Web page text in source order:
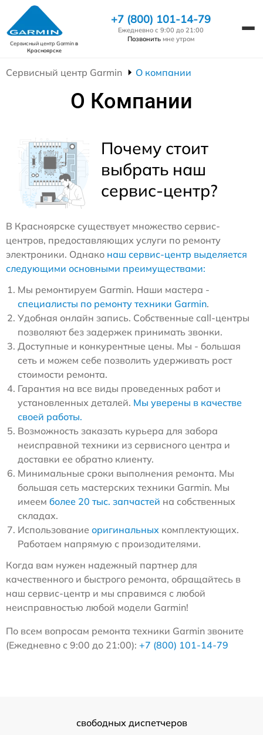
Сервисный центр Garminв
Красноярске
+7 (800) 101-14-79
Ежедневно с 9:00 до 21:00
Позвонить мне утром
Сервисный центр Garmin О компании
О Компании
Почему стоит
выбрать наш
сервис-центр?
В Красноярске существует множество сервис-
центров, предоставляющих услуги по ремонту
электроники. Однако наш сервис-центр выделяется
следующими основными преимуществами:
Мы ремонтируем Garmin. Наши мастера -
специалисты по ремонту техники Garmin.
Удобная онлайн запись. Собственные call-центры
позволяют без задержек принимать звонки.
Доступные и конкурентные цены. Мы - большая
сеть и можем себе позволить удерживать рост
стоимости ремонта.
Гарантия на все виды проведенных работ и
установленных деталей. Мы уверены в качестве
своей работы.
Возможность заказать курьера для забора
неисправной техники из сервисного центра и
доставки ее обратно клиенту.
Минимальные сроки выполнения ремонта. Мы
большая сеть мастерских техники Garmin. Мы
имеем более 20 тыс. запчастей на собственных
складах.
Использование оригинальных комплектующих.
Работаем напрямую с произодителями.
Когда вам нужен надежный партнер для
качественного и быстрого ремонта, обращайтесь в
наш сервис-центр и мы справимся с любой
неисправностью любой модели Garmin!
По всем вопросам ремонта техники Garmin звоните
(Ежедневно с 9:00 до 21:00): +7 (800) 101-14-79
свободных диспетчеров